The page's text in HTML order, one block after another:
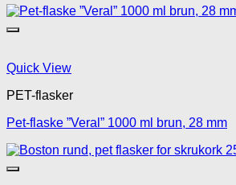
Quick View
PET-flasker
Pet-flaske ”Veral” 1000 ml brun, 28 mm